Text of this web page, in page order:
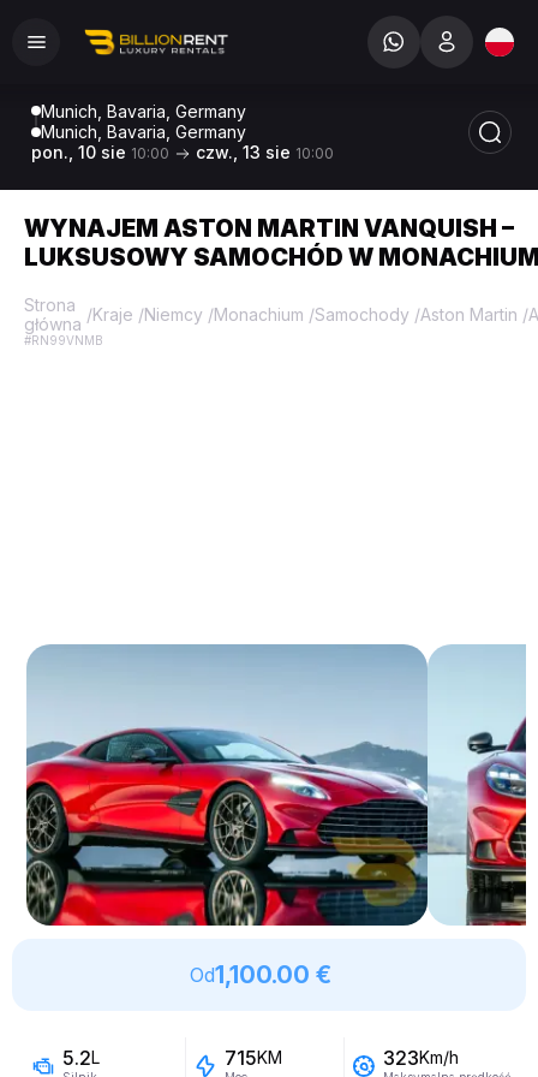
Munich, Bavaria, Germany
Munich, Bavaria, Germany
pon., 10 sie 10:00 czw., 13 sie 10:00
WYNAJEM ASTON MARTIN VANQUISH –
LUKSUSOWY SAMOCHÓD W
Strona
główna /Kraje /Niemcy /Monachium /Samochody /Aston Martin /
#RN99VNMB
Od1,100.00 €
5.2L 715KM 323Km/h